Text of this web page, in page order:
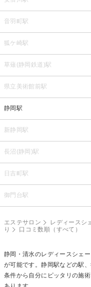
音羽町駅
狐ケ崎駅
草薙(静岡鉄道)駅
県立美術館前駅
静岡駅
新静岡駅
長沼(静岡)駅
日吉町駅
御門台駅
エステサロン レディースシ
り
口コミ数順（すべて）
静岡・清水のレディースシェ
が可能です。静岡駅などの駅
条件から自分にピッタリの施